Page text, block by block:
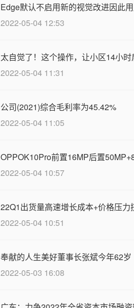
Edge默认不启用新的视觉改进因此
2022-05-04 12:53
太自觉了！这个操作，让小区14小时
2022-05-04 11:31
公司(2021)综合毛利率为45.42%
2022-05-04 11:05
OPPOK10Pro前置16MP后置
2022-05-04 10:57
22Q1出货量高速增长成本+价格压力
2022-05-04 10:51
奉献的人生美好董事长张斌今年62岁
2022-05-03 16:08